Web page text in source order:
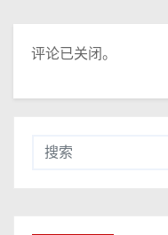
评论已关闭。